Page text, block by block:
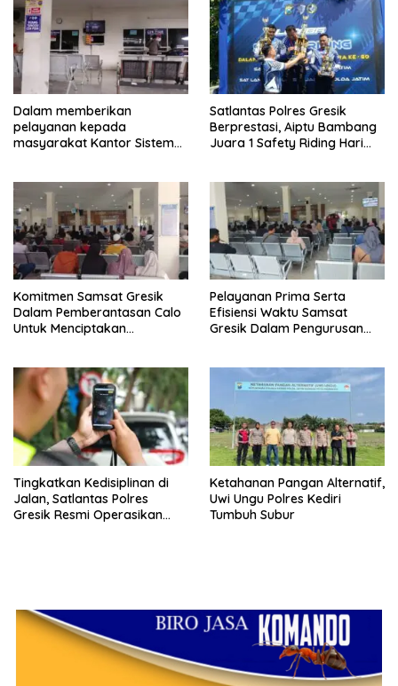
Dalam memberikan
pelayanan kepada
masyarakat Kantor Sistem
Satlantas Polres Gresik
Berprestasi, Aiptu Bambang
Juara 1 Safety Riding Hari
Komitmen Samsat Gresik
Dalam Pemberantasan Calo
Untuk Menciptakan
Pelayanan Prima Serta
Efisiensi Waktu Samsat
Gresik Dalam Pengurusan
Tingkatkan Kedisiplinan di
Jalan, Satlantas Polres
Gresik Resmi Operasikan
Ketahanan Pangan Alternatif,
Uwi Ungu Polres Kediri
Tumbuh Subur